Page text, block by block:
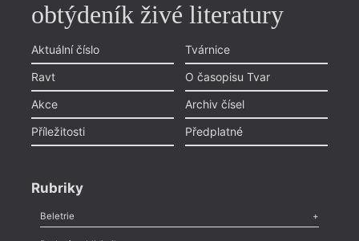
obtýdeník živé literatury
Aktuální číslo
Ravt
Akce
Příležitosti
Tvárnice
O časopisu Tvar
Archiv čísel
Předplatné
Rubriky
Beletrie